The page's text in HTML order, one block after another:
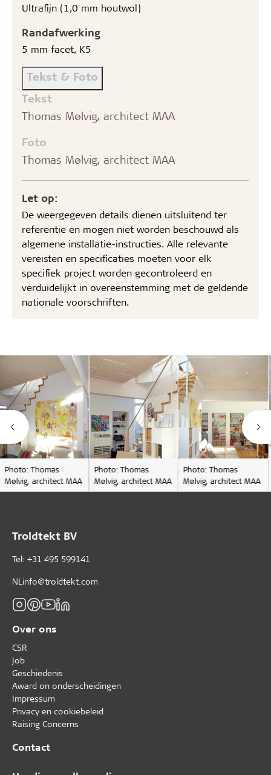
Ultrafijn (1,0 mm houtwol)
Randafwerking
5 mm facet, K5
Tekst & Foto
Tekst
Thomas Mølvig, architect MAA
Foto
Thomas Mølvig, architect MAA
Let op:
De weergegeven details dienen uitsluitend ter
referentie en mogen niet worden beschouwd als
algemene installatie-instructies. Alle relevante
vereisten en specificaties moeten voor elk
specifiek project worden gecontroleerd en
verduidelijkt in overeenstemming met de geldende
nationale voorschriften.
Photo: Thomas
Mølvig, architect MAA
Photo: Thomas
Mølvig, architect MAA
Photo: Thomas
Mølvig, architect MAA
Troldtekt BV
Tel: +31 495 599141
NLinfo@troldtekt.com
Over ons
CSR
Job
Geschiedenis
Award on onderscheidingen
Impressum
Privacy en cookiebeleid
Raising Concerns
Contact